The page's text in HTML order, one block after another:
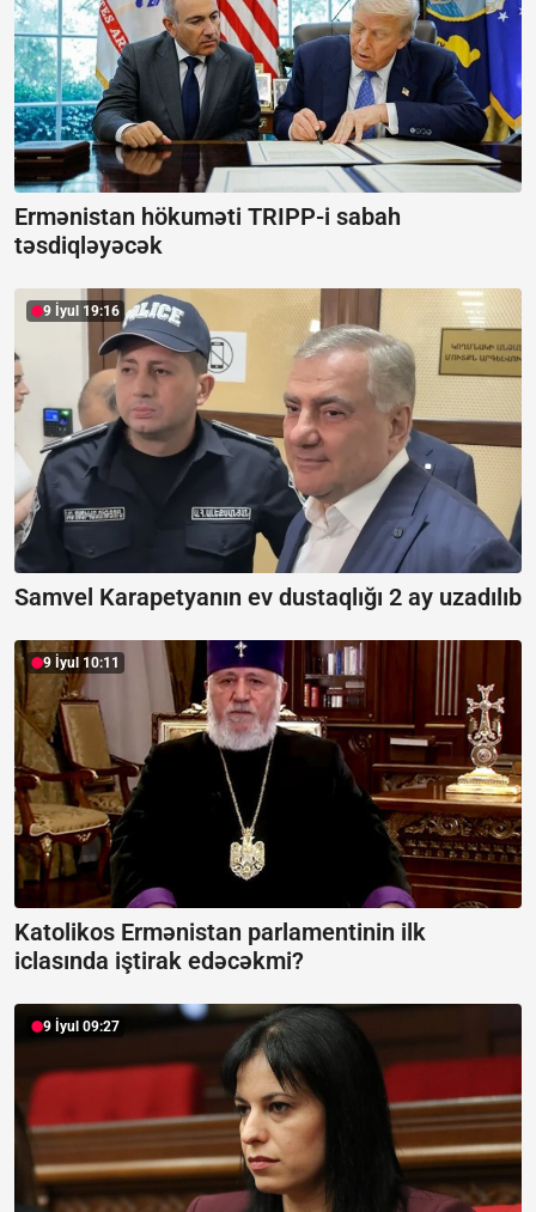
Ermənistan hökuməti TRIPP-i sabah
təsdiqləyəcək
9 İyul 19:16
Samvel Karapetyanın ev dustaqlığı 2 ay uzadılıb
9 İyul 10:11
Katolikos Ermənistan parlamentinin ilk
iclasında iştirak edəcəkmi?
9 İyul 09:27